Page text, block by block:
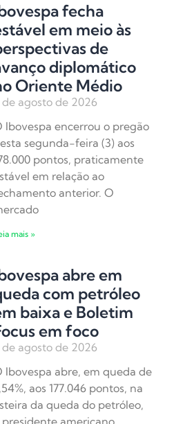
fecha
em meio às
de
diplomático
Oriente Médio
de agosto de 2026
Ibovespa encerrou o pregão
segunda-feira (3) aos
pontos, praticamente
em relação ao
anterior. O
mais »
abre em
com petróleo
baixa e Boletim
em foco
de agosto de 2026
Ibovespa abre, em queda de
aos 177.046 pontos, na
da queda do petróleo,